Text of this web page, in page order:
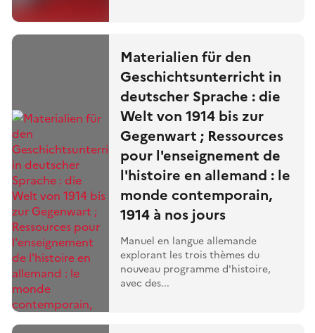
Materialien für den
Geschichtsunterricht in
deutscher Sprache : die
Welt von 1914 bis zur
Gegenwart ; Ressources
pour l'enseignement de
l'histoire en allemand : le
monde contemporain,
1914 à nos jours
Manuel en langue allemande
explorant les trois thèmes du
nouveau programme d'histoire,
avec des...